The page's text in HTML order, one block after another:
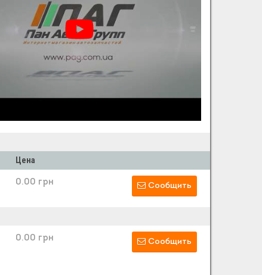
Цена
0.00 грн Сообщить
0.00 грн Сообщить